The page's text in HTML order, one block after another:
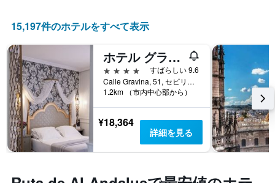
15,197件のホテルをすべて表示
ホテル グラヴィーナ 51
4つ星
すばらしい 9.6
Calle Gravina, 51, セビリア, アンダルシア州, スペイン
1.2km （市内中心部から）
¥18,364
詳細を見る